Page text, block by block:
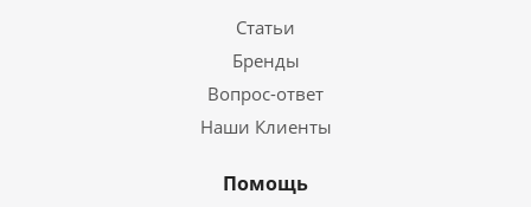
Статьи
Бренды
Вопрос-ответ
Наши Клиенты
Помощь